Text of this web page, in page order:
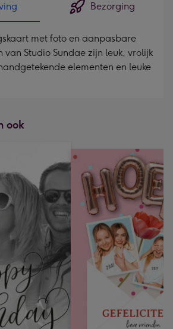
Bezorging
met foto en aanpasbare
van Studio Sundae zijn leuk, vrolijk
elementen en leuke
ook